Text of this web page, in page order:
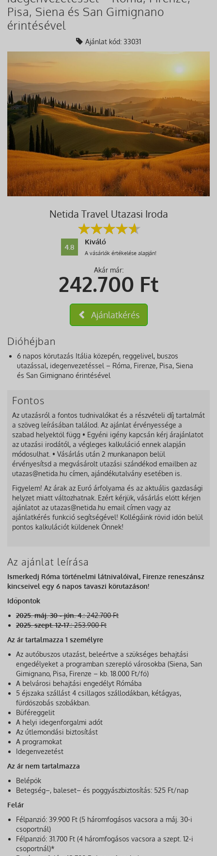
Pisa, Siena és San Gimignano
érintésével
Ajánlat kód: 33031
Netida Travel Utazasi Iroda
4.8
Kiváló
A vásárlók értékelése alapján!
Akár már:
242.700 Ft
Ajánlatkérés
Dióhéjban
6 napos körutazás Itália közepén, reggelivel, buszos
utazással, idegenvezetéssel – Róma, Firenze, Pisa, Siena
és San Gimignano érintésével
Fontos
Az utazásról a fontos tudnivalókat és a részvételi díj tartalmát
a szöveg leírásában találod. Az ajánlat érvényessége a
szabad helyektől függ • Egyéni igény kapcsán kérj árajánlatot
az utazási irodától, a végleges kalkuláció ennek alapján
módosulhat. • Vásárlás után 2 munkanapon belül
érvényesítsd a megvásárolt utazási szándékod emailben az
utazas@netida.hu címen, ajándékutalvány esetében is.
Figyelem! Az árak az Euró árfolyama és az aktuális gazdasági
helyzet miatt változhatnak. Ezért kérjük, vásárlás előtt kérjen
ajánlatot az utazas@netida.hu email címen vagy az
ajánlatkérés funkció segítségével! Kollégáink rövid időn belül
pontos kalkulációt küldenek Önnek!
Az ajánlat leírása
Ismerkedj Róma történelmi látnivalóival, Firenze reneszánsz
kincseivel egy 6 napos tavaszi körutazáson!
Időpontok
2025. máj. 30 - jún. 4.:242.700 Ft
2025. szept. 12-17.:253.900 Ft
Az ár tartalmazza 1 személyre
Az autóbuszos utazást, beleértve a szükséges behajtási
engedélyeket a programban szereplő városokba (Siena, San
Gimignano, Pisa, Firenze – kb. 18.000 Ft/fő)
A belvárosi behajtási engedélyt Rómába
5 éjszaka szállást 4 csillagos szállodákban, kétágyas,
fürdőszobás szobákban.
Büféreggelit
A helyi idegenforgalmi adót
Az útlemondási biztosítást
A programokat
Idegenvezetést
Az ár nem tartalmazza
Belépők
Betegség–, baleset– és poggyászbiztosítás: 525 Ft/nap
Felár
Félpanzió: 39.900 Ft (5 háromfogásos vacsora a máj. 30-i
csoportnál)
Félpanzió: 31.700 Ft (4 háromfogásos vacsora a szept. 12-i
csoportnál)*